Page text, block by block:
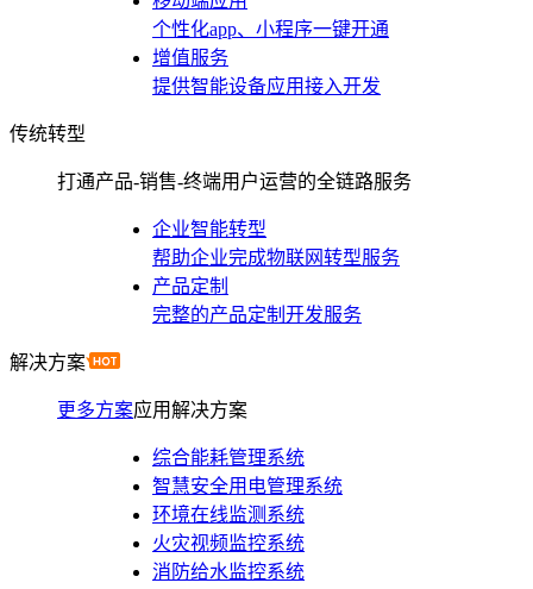
个性化app、小程序一键开通
增值服务
提供智能设备应用接入开发
传统转型
打通产品-销售-终端用户运营的全链路服务
企业智能转型
帮助企业完成物联网转型服务
产品定制
完整的产品定制开发服务
解决方案
更多方案应用解决方案
综合能耗管理系统
智慧安全用电管理系统
环境在线监测系统
火灾视频监控系统
消防给水监控系统